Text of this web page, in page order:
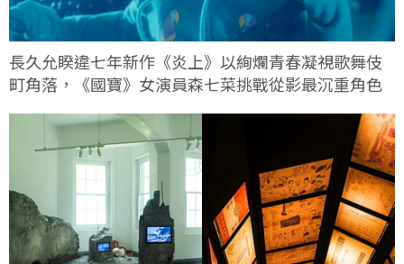
長久允睽違七年新作《炎上》以絢爛青春凝視歌舞伎
町角落，《國寶》女演員森七菜挑戰從影最沉重角色